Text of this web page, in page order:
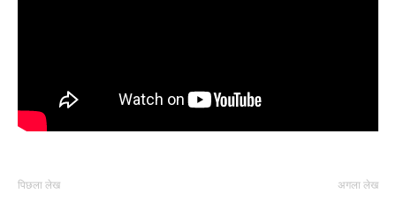
पिछला लेख अगला लेख